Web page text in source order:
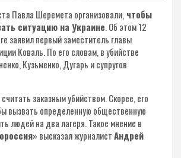
Павла Шеремета организовали, чтобы
ситуацию на Украине. Об этом 12
заявил первый заместитель главы
Коваль. По его словам, в убийстве
Кузьменко, Дугарь и супругов
заказным убийством. Скорее, его
вызвать определенную общественную
людей на два лагеря. Такое мнение в
высказал журналистАндрей